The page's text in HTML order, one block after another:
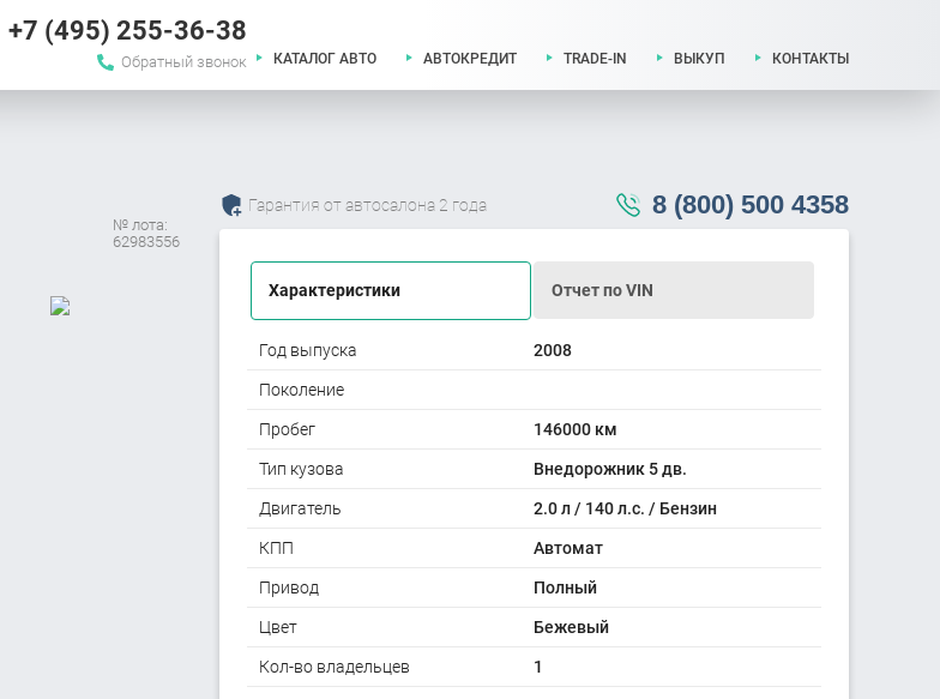
+7 (495) 255-36-38
Обратный звонок КАТАЛОГ АВТО АВТОКРЕДИТ TRADE-IN ВЫКУП КОНТАКТЫ
№ лота:
62983556
Гарантия от автосалона 2 года 8 (800) 500 4358
Характеристики Отчет по VIN
Год выпуска 2008
Поколение
Пробег 146000 км
Тип кузова Внедорожник 5 дв.
Двигатель 2.0 л / 140 л.с. / Бензин
КПП Автомат
Привод Полный
Цвет Бежевый
Кол-во владельцев 1